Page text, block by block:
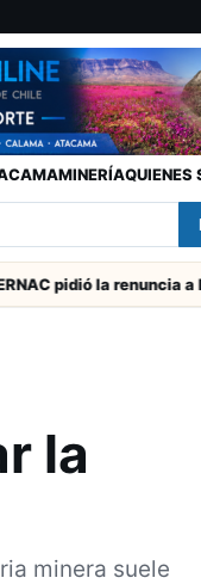
MINERÍAQUIENES
la
minera suele